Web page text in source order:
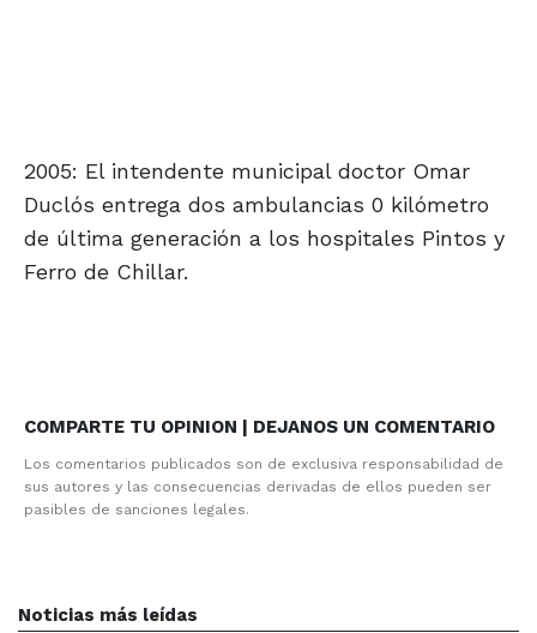
2005: El intendente municipal doctor Omar
Duclós entrega dos ambulancias 0 kilómetro
de última generación a los hospitales Pintos y
Ferro de Chillar.
COMPARTE TU OPINION | DEJANOS UN COMENTARIO
Los comentarios publicados son de exclusiva responsabilidad de
sus autores y las consecuencias derivadas de ellos pueden ser
pasibles de sanciones legales.
Noticias más leídas